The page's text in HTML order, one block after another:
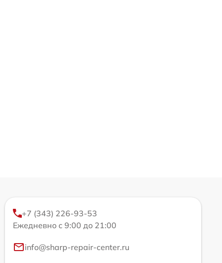
+7 (343) 226-93-53
Ежедневно с 9:00 до 21:00
info@sharp-repair-center.ru